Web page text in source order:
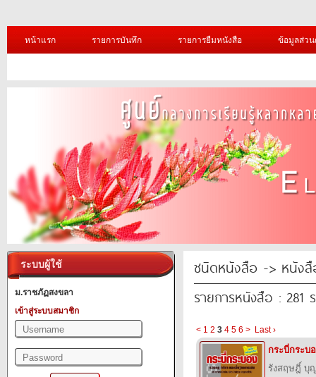
หน้าแรก รายการบันทึก รายการยืมหนังสือ ข้อมูลส่ว
ระบบผู้ใช้
ม.ราชภัฏสงขลา
เข้าสู่ระบบสมาชิก
ชนิดหนังสือ -> หนัง
รายการหนังสือ : 281
< 1 2 3 4 5 6 > Last ›
กระบี่กระบ
รังสฤษฎิ์ บุ